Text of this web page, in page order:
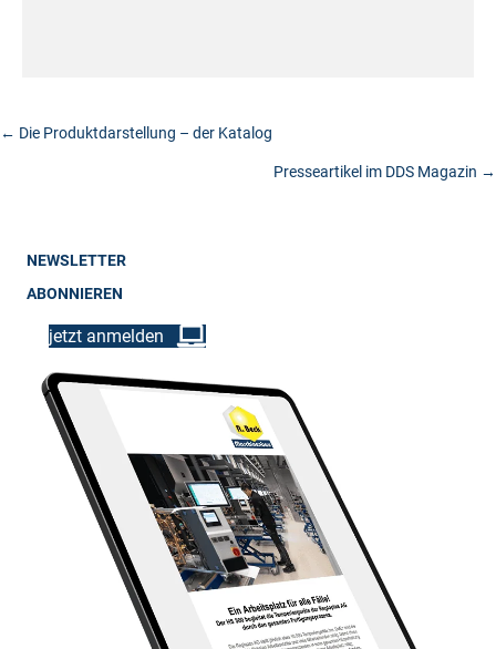
Posts
← Die Produktdarstellung – der Katalog
Presseartikel im DDS Magazin →
NEWSLETTER
ABONNIEREN
jetzt anmelden